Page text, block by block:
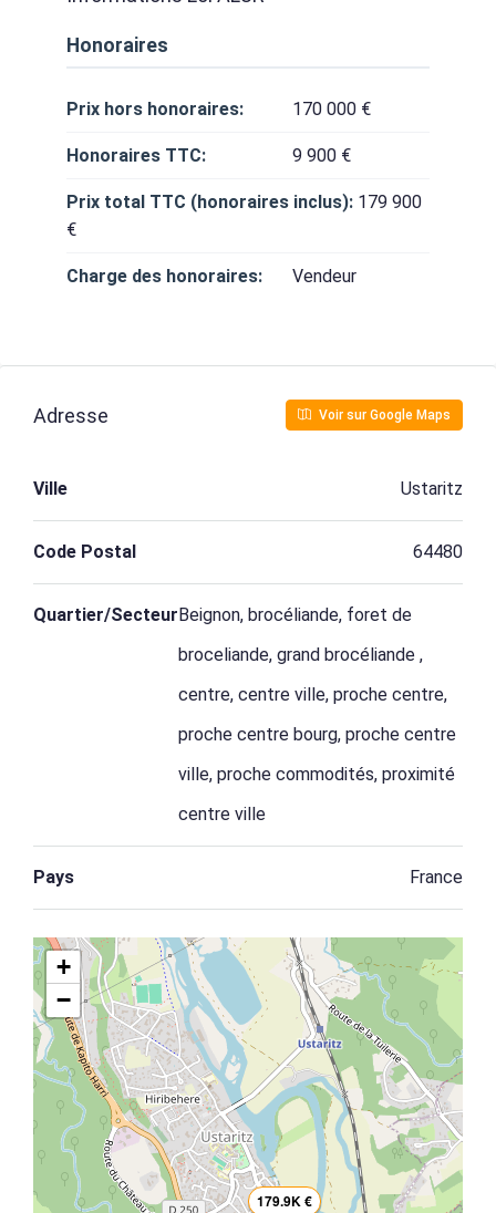
Honoraires
Prix hors honoraires: 170 000 €
Honoraires TTC: 9 900 €
Prix total TTC (honoraires inclus): 179 900
€
Charge des honoraires: Vendeur
Adresse Voir sur Google Maps
Ville Ustaritz
Code Postal 64480
Quartier/SecteurBeignon, brocéliande, foret de
broceliande, grand brocéliande ,
centre, centre ville, proche centre,
proche centre bourg, proche centre
ville, proche commodités, proximité
centre ville
Pays France
179.9K €
+
−